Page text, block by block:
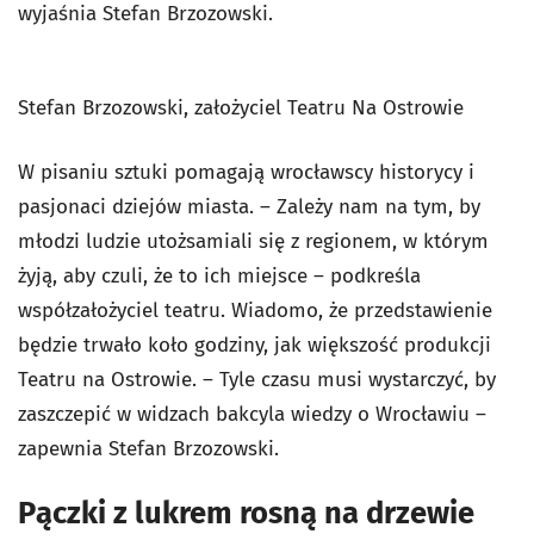
wyjaśnia Stefan Brzozowski.
Stefan Brzozowski, założyciel Teatru Na Ostrowie
W pisaniu sztuki pomagają wrocławscy historycy i
pasjonaci dziejów miasta. – Zależy nam na tym, by
młodzi ludzie utożsamiali się z regionem, w którym
żyją, aby czuli, że to ich miejsce – podkreśla
współzałożyciel teatru. Wiadomo, że przedstawienie
będzie trwało koło godziny, jak większość produkcji
Teatru na Ostrowie. – Tyle czasu musi wystarczyć, by
zaszczepić w widzach bakcyla wiedzy o Wrocławiu –
zapewnia Stefan Brzozowski.
Pączki z lukrem rosną na drzewie